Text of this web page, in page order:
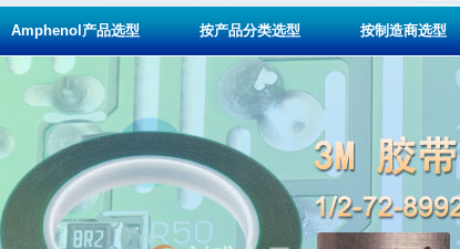
Amphenol产品选型 按产品分类选型 按制造商选型